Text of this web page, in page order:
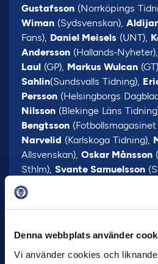
Denna webbplats använder
Vi använder cookies och
Gustafsson (Norrköpings
Wiman (Sydsvenskan),
Fans), Daniel Meisels (UNT),
Andersson (Hallands-Nyheter),
Laul (GP), Markus Wulcan
Sahlin(Sundsvalls Tidning),
Persson (Helsingborgs
Nilsson (Blekinge Läns
Bengtsson
Narvelid (Karlskoga Tidning),
Allsvenskan), Oskar Månsson
Sthlm), Svante Samuelsson
Tjernström